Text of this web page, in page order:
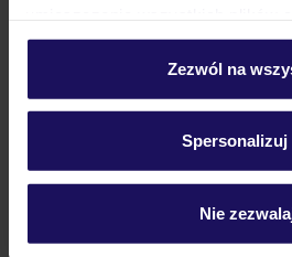
personalizować swój wybór
Szczegółowe informacje o
Zezwól na
Spersonalizuj
Nie
Ważne informacje